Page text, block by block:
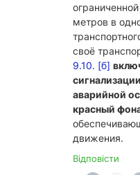
метров в
своё
9.10. [б]
аварийной
красный
движения.
Відповісти